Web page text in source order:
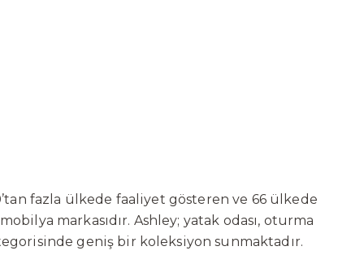
fazla ülkede faaliyet gösteren ve 66 ülkede
markasıdır. Ashley; yatak odası, oturma
geniş bir koleksiyon sunmaktadır.